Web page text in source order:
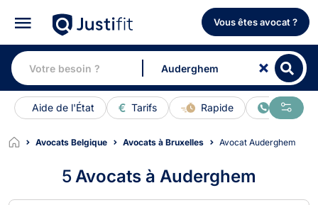
Vous êtes avocat ?
Aide de l'État Tarifs Rapide En ligne
Avocats Belgique Avocats à Bruxelles Avocat Auderghem
5Avocats à Auderghem